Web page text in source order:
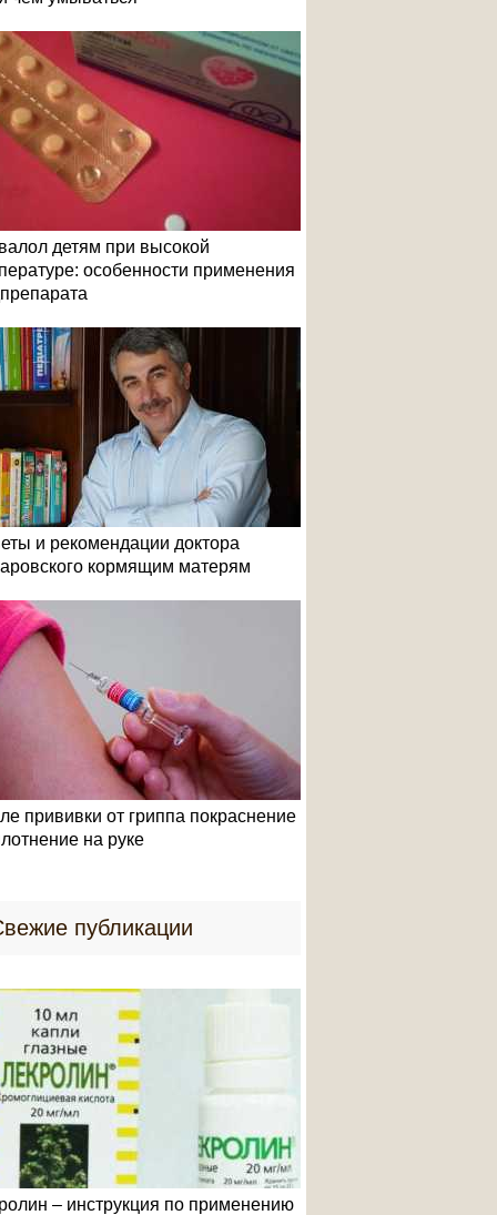
состояние больного и помогает
простудных заболеваниях. Масло пихты
дыхательных путей, воспаления горла.
жаропонижающим,
простуде благодаря широкому спектру
p>
детям при высокой
особенности применения
и рекомендации доктора
кормящим матерям
прививки от гриппа покраснение
на руке
публикации
– инструкция по применению